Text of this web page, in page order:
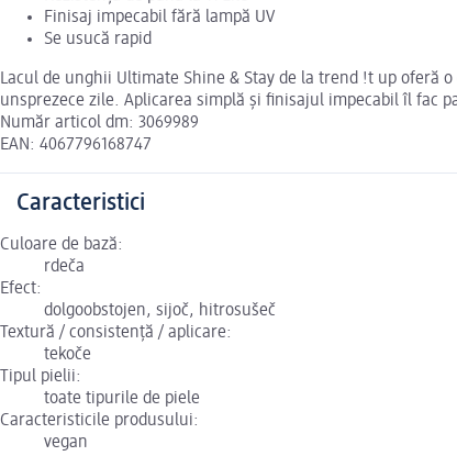
Finisaj impecabil fără lampă UV
Se usucă rapid
Lacul de unghii Ultimate Shine & Stay de la trend !t up oferă
unsprezece zile. Aplicarea simplă și finisajul impecabil îl fac
Număr articol dm: 3069989
EAN: 4067796168747
Caracteristici
Culoare de bază:
rdeča
Efect:
dolgoobstojen, sijoč, hitrosušeč
Textură / consistență / aplicare:
tekoče
Tipul pielii:
toate tipurile de piele
Caracteristicile produsului:
vegan